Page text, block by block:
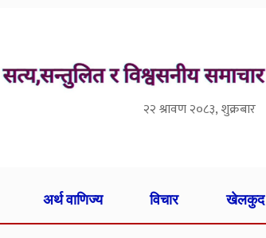
२२ श्रावण २०८३, शुक्रबार
अर्थ वाणिज्य विचार खेलकुद